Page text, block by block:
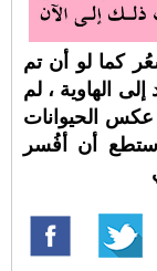
كما لو أن تم
الهاوية ، لم
عكس الحيوانات
أن أفُسر